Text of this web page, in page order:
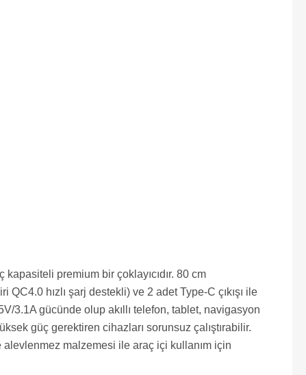
premium bir çoklayıcıdır. 80 cm
hızlı şarj destekli) ve 2 adet Type-C çıkışı ile
3.1A gücünde olup akıllı telefon, tablet, navigasyon
güç gerektiren cihazları sorunsuz çalıştırabilir.
malzemesi ile araç içi kullanım için